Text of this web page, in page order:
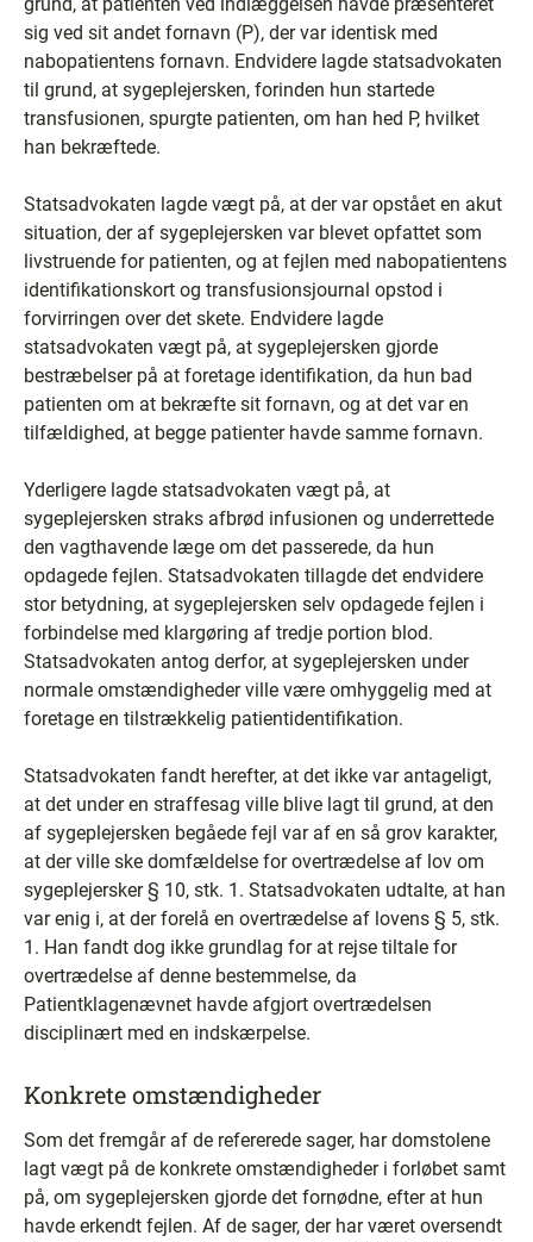
sig ved sit andet fornavn (P), der var identisk med
nabopatientens fornavn. Endvidere lagde statsadvokaten
til grund, at sygeplejersken, forinden hun startede
transfusionen, spurgte patienten, om han hed P, hvilket
han bekræftede.
Statsadvokaten lagde vægt på, at der var opstået en akut
situation, der af sygeplejersken var blevet opfattet som
livstruende for patienten, og at fejlen med nabopatientens
identifikationskort og transfusionsjournal opstod i
forvirringen over det skete. Endvidere lagde
statsadvokaten vægt på, at sygeplejersken gjorde
bestræbelser på at foretage identifikation, da hun bad
patienten om at bekræfte sit fornavn, og at det var en
tilfældighed, at begge patienter havde samme fornavn.
Yderligere lagde statsadvokaten vægt på, at
sygeplejersken straks afbrød infusionen og underrettede
den vagthavende læge om det passerede, da hun
opdagede fejlen. Statsadvokaten tillagde det endvidere
stor betydning, at sygeplejersken selv opdagede fejlen i
forbindelse med klargøring af tredje portion blod.
Statsadvokaten antog derfor, at sygeplejersken under
normale omstændigheder ville være omhyggelig med at
foretage en tilstrækkelig patientidentifikation.
Statsadvokaten fandt herefter, at det ikke var antageligt,
at det under en straffesag ville blive lagt til grund, at den
af sygeplejersken begåede fejl var af en så grov karakter,
at der ville ske domfældelse for overtrædelse af lov om
sygeplejersker § 10, stk. 1. Statsadvokaten udtalte, at han
var enig i, at der forelå en overtrædelse af lovens § 5, stk.
1. Han fandt dog ikke grundlag for at rejse tiltale for
overtrædelse af denne bestemmelse, da
Patientklagenævnet havde afgjort overtrædelsen
disciplinært med en indskærpelse.
Konkrete omstændigheder
Som det fremgår af de refererede sager, har domstolene
lagt vægt på de konkrete omstændigheder i forløbet samt
på, om sygeplejersken gjorde det fornødne, efter at hun
havde erkendt fejlen. Af de sager, der har været oversendt